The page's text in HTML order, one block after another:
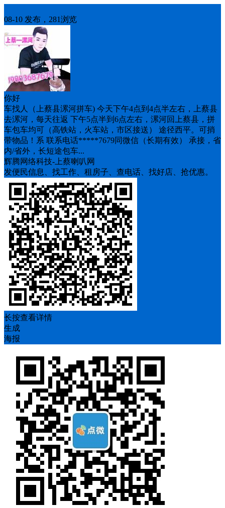
08-10 发布，281浏览
你好
车找人（上蔡县漯河拼车) 今天下午4点到4点半左右，上蔡县
去漯河，每天往返 下午5点半到6点左右，漯河回上蔡县，拼
车包车均可（高铁站，火车站，市区接送） 途径西平。可捎
带物品！系 联系电话*****7679同微信（长期有效） 承接，省
内/省外，长短途包车...
辉腾网络科技-上蔡喇叭网
发便民信息、找工作、租房子、查电话、找好店、抢优惠。
长按查看详情
生成
海报